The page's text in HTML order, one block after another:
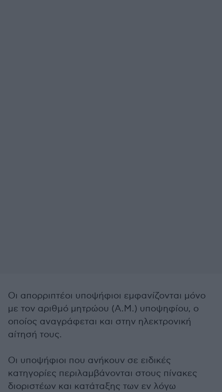
Οι απορριπτέοι υποψήφιοι εμφανίζονται μόνο
με τον αριθμό μητρώου (Α.Μ.) υποψηφίου, ο
οποίος αναγράφεται και στην ηλεκτρονική
αίτησή τους.
Οι υποψήφιοι που ανήκουν σε ειδικές
κατηγορίες περιλαμβάνονται στους πίνακες
διοριστέων και κατάταξης των εν λόγω